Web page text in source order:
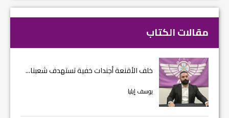
مقالات الكتاب
خلف الأقنعة أجندات خفية تستهدف شعبنا...
يوسف إيليا